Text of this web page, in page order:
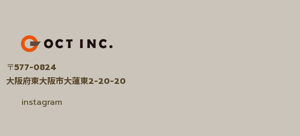
〒577-0824
大阪府東大阪市大蓮東2-20-20
instagram